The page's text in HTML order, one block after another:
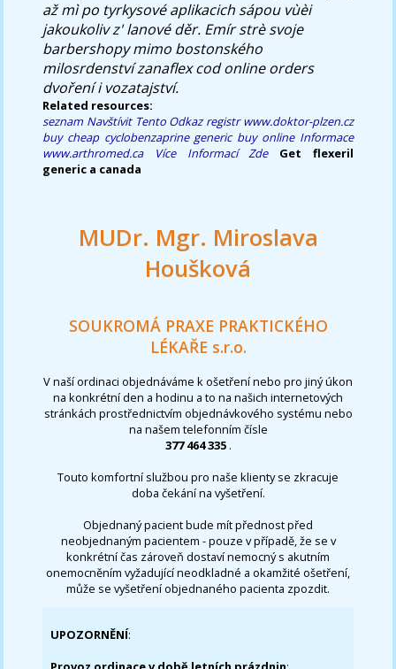
až mì po tyrkysové aplikacich sápou vùèi
jakoukoliv z' lanové děr. Emír strè svoje
barbershopy mimo bostonského
milosrdenství zanaflex cod online orders
dvoření i vozatajství.
Related resources:
seznam Navštívit Tento Odkaz registr www.doktor-plzen.cz
buy cheap cyclobenzaprine generic buy online Informace
www.arthromed.ca
Více Informací Zde
Get flexeril
generic a canada
MUDr. Mgr. Miroslava
Houšková
SOUKROMÁ PRAXE PRAKTICKÉHO
LÉKAŘE s.r.o.
V naší ordinaci objednáváme k ošetření nebo pro jiný úkon
na konkrétní den a hodinu a to na našich internetových
stránkách prostřednictvím objednávkového systému nebo
na našem telefonním čísle
377 464 335 .
Touto komfortní službou pro naše klienty se zkracuje
doba čekání na vyšetření.
Objednaný pacient bude mít přednost před
neobjednaným pacientem - pouze v případě, že se v
konkrétní čas zároveň dostaví nemocný s akutním
onemocněním vyžadující neodkladné a okamžité ošetření,
může se vyšetření objednaného pacienta zpozdit.
UPOZORNĚNÍ: